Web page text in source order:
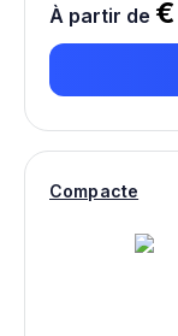
À partir de
Compacte